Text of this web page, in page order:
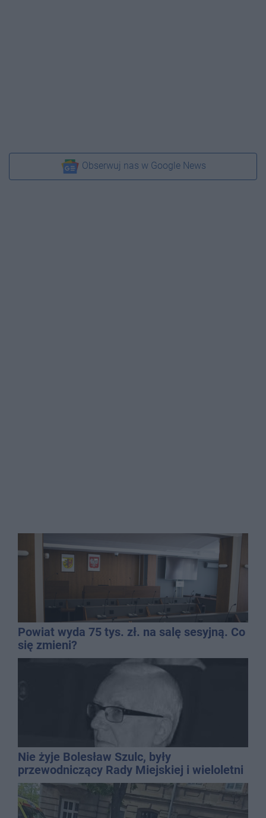
Obserwuj nas w Google News
Powiat wyda 75 tys. zł. na salę sesyjną. Co
się zmieni?
Nie żyje Bolesław Szulc, były
przewodniczący Rady Miejskiej i wieloletni
dyrektor SP 14